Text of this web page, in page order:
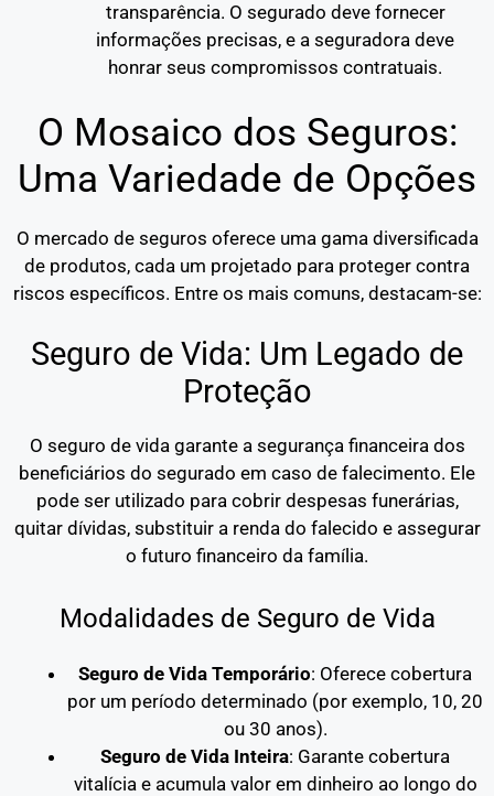
transparência. O segurado deve fornecer
informações precisas, e a seguradora deve
honrar seus compromissos contratuais.
O Mosaico dos Seguros:
Uma Variedade de Opções
O mercado de seguros oferece uma gama diversificada
de produtos, cada um projetado para proteger contra
riscos específicos. Entre os mais comuns, destacam-se:
Seguro de Vida: Um Legado de
Proteção
O seguro de vida garante a segurança financeira dos
beneficiários do segurado em caso de falecimento. Ele
pode ser utilizado para cobrir despesas funerárias,
quitar dívidas, substituir a renda do falecido e assegurar
o futuro financeiro da família.
Modalidades de Seguro de Vida
Seguro de Vida Temporário: Oferece cobertura
por um período determinado (por exemplo, 10, 20
ou 30 anos).
Seguro de Vida Inteira: Garante cobertura
vitalícia e acumula valor em dinheiro ao longo do